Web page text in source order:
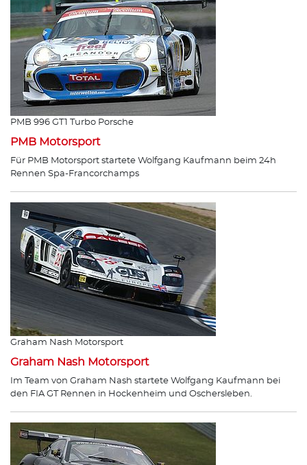
PMB 996 GT1 Turbo Porsche
PMB Motorsport
Für PMB Motorsport startete Wolfgang Kaufmann beim 24h
Rennen Spa-Francorchamps
Graham Nash Motorsport
Graham Nash Motorsport
Im Team von Graham Nash startete Wolfgang Kaufmann bei
den FIA GT Rennen in Hockenheim und Oschersleben.